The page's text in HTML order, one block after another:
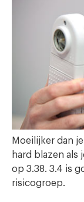
Moeilijker dan
hard blazen als
op 3.38. 3.4 is
risicogroep.